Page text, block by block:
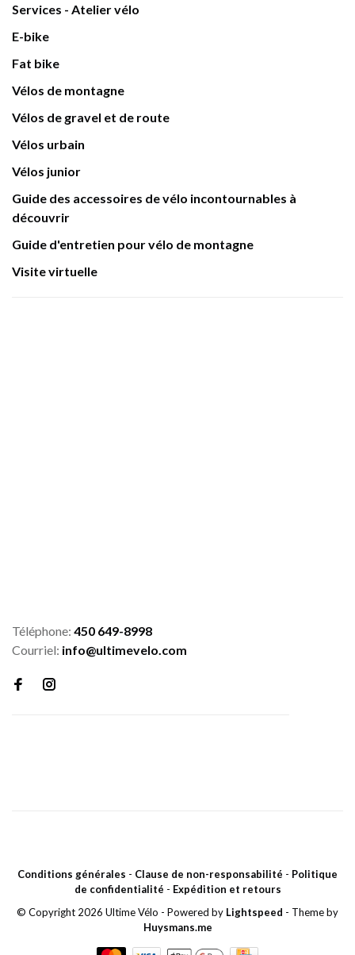
Services - Atelier vélo
E-bike
Fat bike
Vélos de montagne
Vélos de gravel et de route
Vélos urbain
Vélos junior
Guide des accessoires de vélo incontournables à
découvrir
Guide d'entretien pour vélo de montagne
Visite virtuelle
Téléphone: 450 649-8998
Courriel: info@ultimevelo.com
Conditions générales - Clause de non-responsabilité - Politique
de confidentialité - Expédition et retours
© Copyright 2026 Ultime Vélo - Powered by Lightspeed - Theme by
Huysmans.me